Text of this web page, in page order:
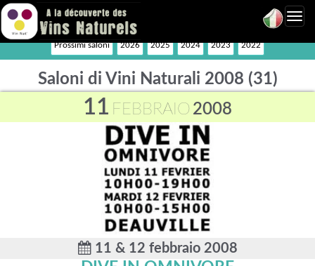
Prossimi saloni 2026 2025 2024 2023 2022
Saloni di Vini Naturali 2008 (31)
11 FEBBRAIO 2008
11 & 12 febbraio 2008